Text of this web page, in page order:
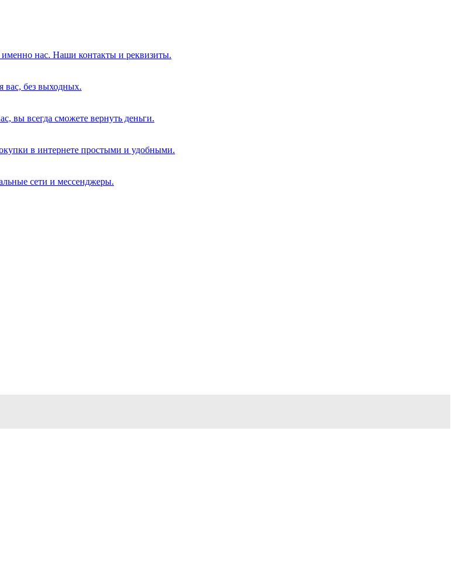
нас. Наши контакты и реквизиты.
вас, без выходных.
вы всегда сможете вернуть деньги.
в интернете простыми и удобными.
сети и мессенджеры.